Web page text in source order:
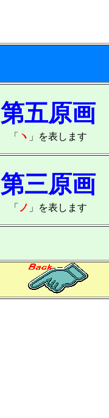
第五原画
「 ヽ 」を表します
第三原画
「ノ 」を表します